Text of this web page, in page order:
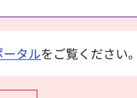
タルをご覧ください。